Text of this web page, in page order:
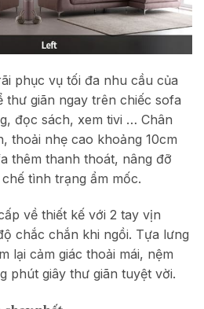
phục vụ tối đa nhu cầu của
thư giãn ngay trên chiếc sofa
đọc sách, xem tivi … Chân
thoải nhẹ cao khoảng 10cm
thêm thanh thoát, nâng đỡ
tình trạng ẩm mốc.
về thiết kế với 2 tay vịn
chắc chắn khi ngồi. Tựa lưng
lại cảm giác thoải mái, nệm
phút giây thư giãn tuyệt vời.